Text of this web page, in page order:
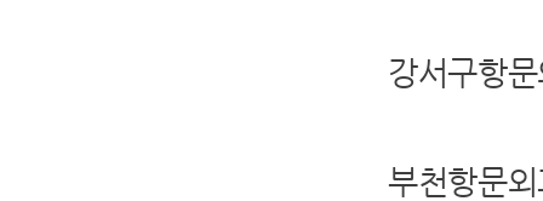
강서구항
부천항문